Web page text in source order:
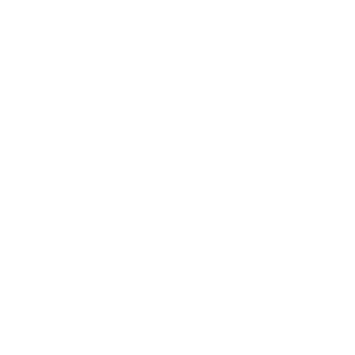
anderen Gerichten oder Lebensmitteln geeignet.
für heiße Getränke, denn der Inhaltsstoff Methylglyoxal
12 Monaten.
GmbH